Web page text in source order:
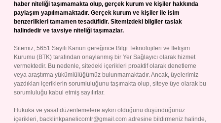
haber niteliği taşımamakta olup, gerçek kurum ve kişiler hakkında
paylaşım yapılmamaktadır. Gerçek kurum ve kişiler ile isim
benzerlikleri tamamen tesadüfidir. Sitemizdeki bilgiler taslak
halindedir ve tavsiye niteliği taşımazlar.
Sitemiz, 5651 Sayılı Kanun gereğince Bilgi Teknolojileri ve İletişim
Kurumu (BTK) tarafından onaylanmış bir Yer Sağlayıcı olarak hizmet
vermektedir. Bu nedenle, sitedeki içerikleri proaktif olarak denetleme
veya araştırma yükümlülüğümüz bulunmamaktadır. Ancak, üyelerimiz
yazdıkları içeriklerin sorumluluğunu taşımakta olup, siteye üye olarak bu
sorumluluğu kabul etmiş sayılırlar.
Hukuka ve yasal düzenlemelere aykırı olduğunu düşündüğünüz
içerikleri, backlinkpanelicomtr@gmail.com adresine bildirmeniz halinde,